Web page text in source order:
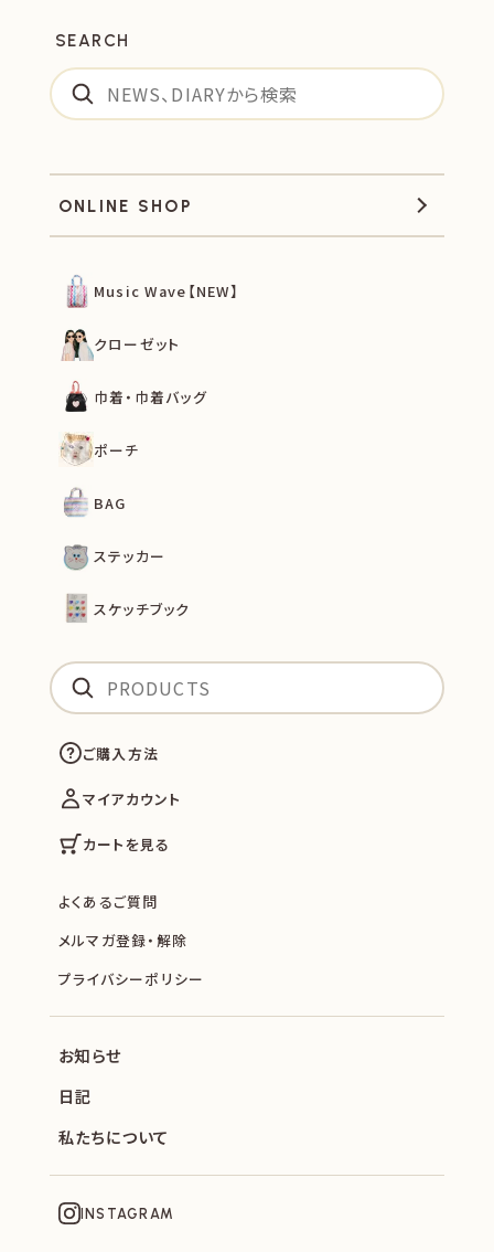
SEARCH
ONLINE SHOP
Music Wave【NEW】
クローゼット
巾着・巾着バッグ
ポーチ
BAG
ステッカー
スケッチブック
ご購入方法
マイアカウント
カートを見る
よくあるご質問
メルマガ登録・解除
プライバシーポリシー
お知らせ
日記
私たちについて
INSTAGRAM